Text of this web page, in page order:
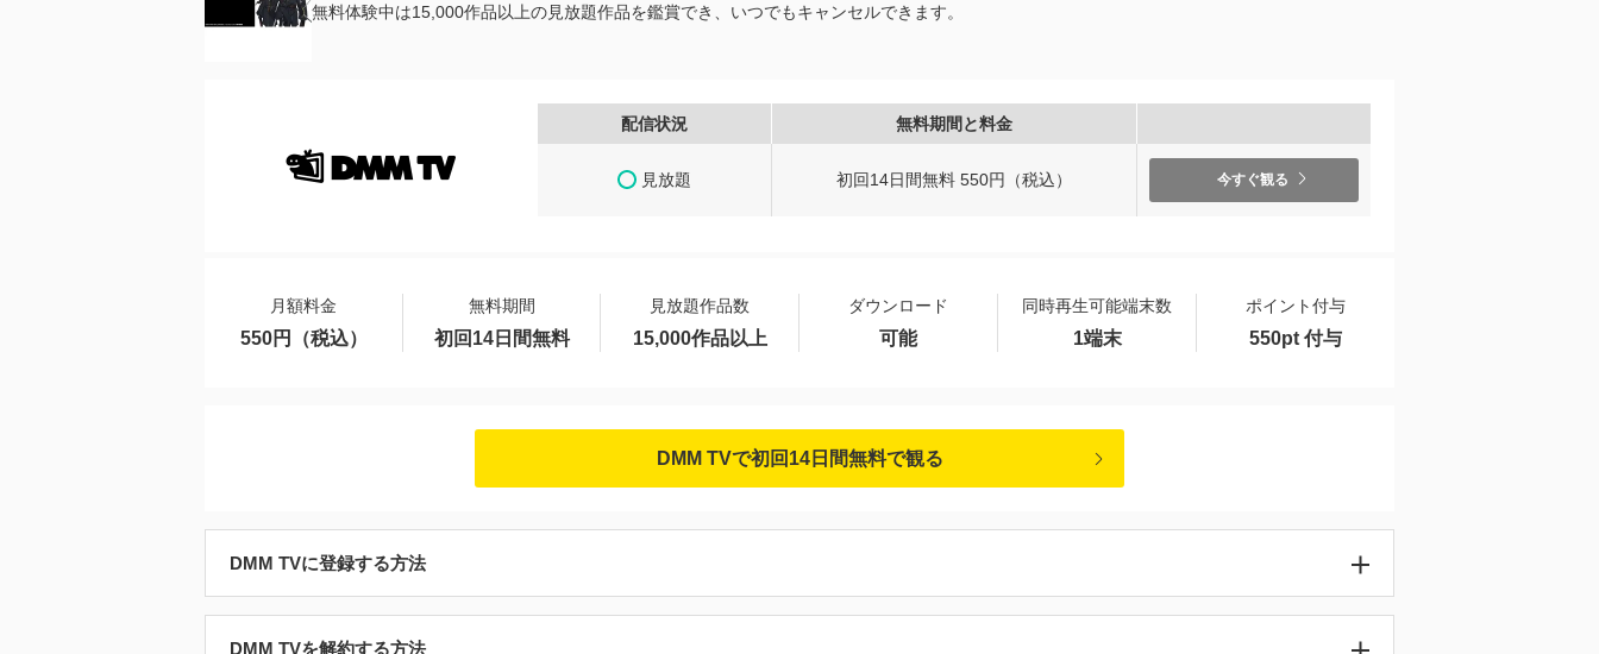
無料体験中は15,000作品以上の見放題作品を鑑賞でき、いつでもキャンセルできます。
配信状況 無料期間と料金
見放題 初回14日間無料 550円（税込） 今すぐ観る
月額料金 無料期間 見放題作品数 ダウンロード 同時再生可能端末数 ポイント付与
550円（税込） 初回14日間無料 15,000作品以上 可能 1端末 550pt 付与
DMM TVで初回14日間無料で観る
DMM TVに登録する方法
DMM TVを解約する方法